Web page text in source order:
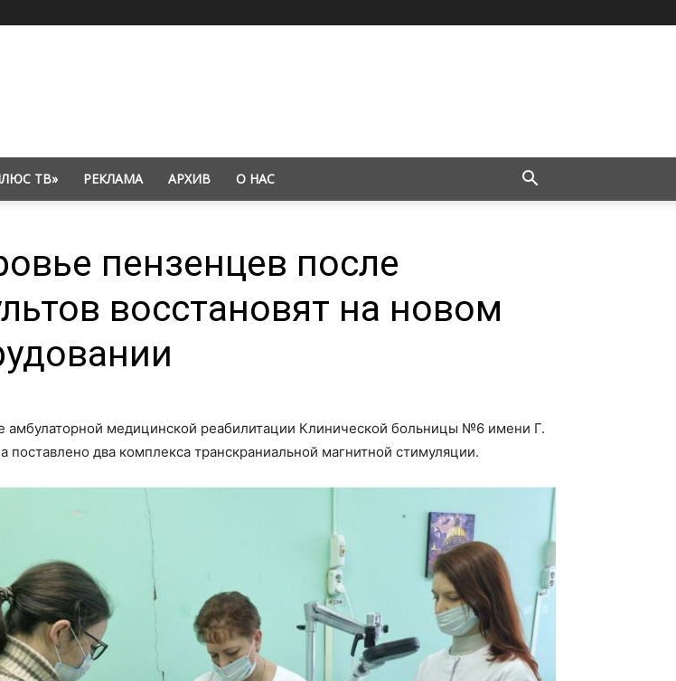
ТВ» РЕКЛАМА АРХИВ О НАС
пензенцев после
восстановят на новом
амбулаторной медицинской реабилитации Клинической больницы №6 имени Г.
поставлено два комплекса транскраниальной магнитной стимуляции.